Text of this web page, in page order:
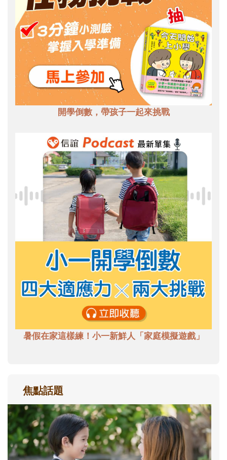
開學倒數，帶孩子一起來挑戰
暑假在家這樣練！小一新鮮人「家庭模擬遊戲」
焦點話題